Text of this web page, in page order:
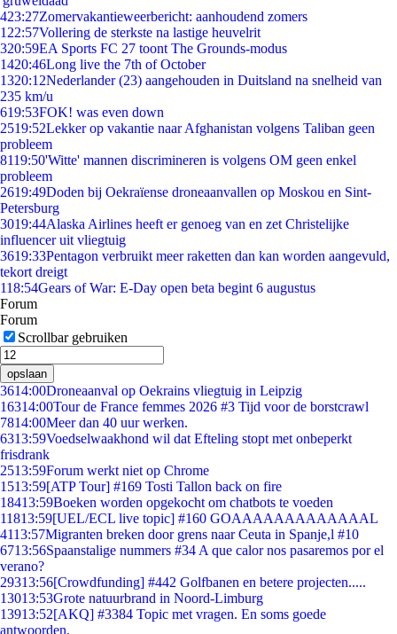
423:27Zomervakantieweerbericht: aanhoudend zomers
1 22:57Vollering de sterkste na lastige heuvelrit
320:59EA Sports FC 27 toont The Grounds-modus
1420:46Long live the 7th of October
1320:12Nederlander (23) aangehouden in Duitsland na snelheid van
235 km/u
619:53FOK! was even down
2519:52Lekker op vakantie naar Afghanistan volgens Taliban geen
probleem
8119:50'Witte' mannen discrimineren is volgens OM geen enkel
probleem
2619:49Doden bij Oekraïense droneaanvallen op Moskou en Sint-
Petersburg
3019:44Alaska Airlines heeft er genoeg van en zet Christelijke
influencer uit vliegtuig
3619:33Pentagon verbruikt meer raketten dan kan worden aangevuld,
tekort dreigt
118:54Gears of War: E-Day open beta begint 6 augustus
Forum
Forum
Scrollbar gebruiken
opslaan
3614:00Droneaanval op Oekrains vliegtuig in Leipzig
16314:00Tour de France femmes 2026 #3 Tijd voor de borstcrawl
7814:00Meer dan 40 uur werken.
6313:59Voedselwaakhond wil dat Efteling stopt met onbeperkt
frisdrank
2513:59Forum werkt niet op Chrome
1513:59[ATP Tour] #169 Tosti Tallon back on fire
18413:59Boeken worden opgekocht om chatbots te voeden
11813:59[UEL/ECL live topic] #160 GOAAAAAAAAAAAAAL
4113:57Migranten breken door grens naar Ceuta in Spanje,l #10
6713:56Spaanstalige nummers #34 A que calor nos pasaremos por el
verano?
29313:56[Crowdfunding] #442 Golfbanen en betere projecten.....
13013:53Grote natuurbrand in Noord-Limburg
13913:52[AKQ] #3384 Topic met vragen. En soms goede
antwoorden.